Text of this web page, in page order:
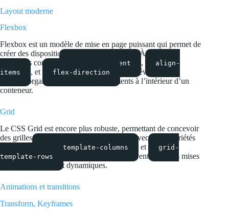
Layout moderne
Flexbox
Flexbox est un modèle de mise en page puissant qui permet de
créer des dispositions flexibles et réactives. À l’aide de
propriétés comme
justify-content ,
align-
items
, et flex-direction
, les développeurs
peuvent organiser facilement les éléments à l’intérieur d’un
conteneur.
Grid
Le CSS Grid est encore plus robuste, permettant de concevoir
des grilles bidimensionnelles complexes. Avec des propriétés
grid-template-columns et
grid-
template-rows
, les développeurs peuvent créer des mises
en page détaillées et dynamiques.
Animations et transitions
Transform, Keyframes